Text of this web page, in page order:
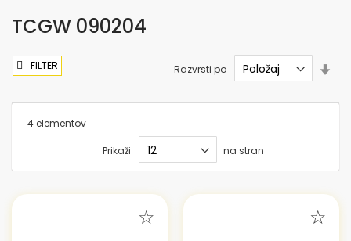
TCGW 090204
4elementov
Prikaži na stran
Razvrsti po
FILTER